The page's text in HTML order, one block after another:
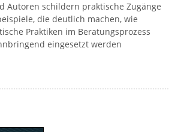
Autoren schildern praktische Zugänge
die deutlich machen, wie
Praktiken im Beratungsprozess
eingesetzt werden